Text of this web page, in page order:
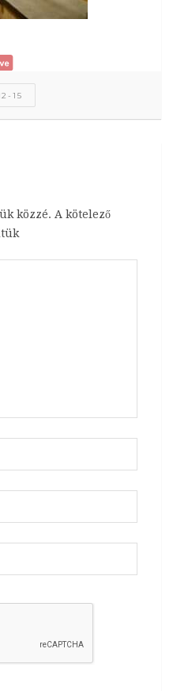
15
közzé. A kötelező